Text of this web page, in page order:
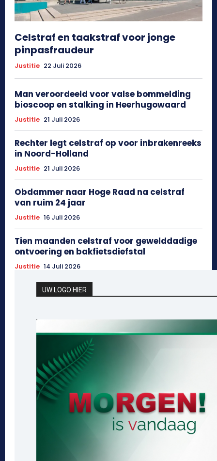
Celstraf en taakstraf voor jonge
pinpasfraudeur
Justitie 22 Juli 2026
Man veroordeeld voor valse bommelding
bioscoop en stalking in Heerhugowaard
Justitie 21 Juli 2026
Rechter legt celstraf op voor inbrakenreeks
in Noord-Holland
Justitie 21 Juli 2026
Obdammer naar Hoge Raad na celstraf
van ruim 24 jaar
Justitie 16 Juli 2026
Tien maanden celstraf voor gewelddadige
ontvoering en bakfietsdiefstal
Justitie 14 Juli 2026
UW LOGO HIER